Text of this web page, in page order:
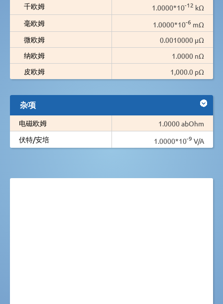
千欧姆
1.0000*10-12 kΩ
毫欧姆
1.0000*10-6 mΩ
微欧姆
0.0010000 µΩ
纳欧姆
1.0000 nΩ
皮欧姆
1,000.0 pΩ
杂项
电磁欧姆
1.0000 abOhm
伏特/安培
1.0000*10-9 V/A